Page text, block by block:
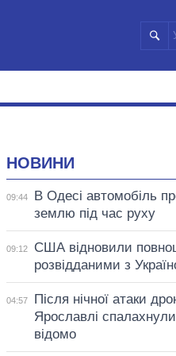
НОВИНИ
09:44
В Одесі автомобіль
землю під час руху
09:12
США відновили
розвідданими з
04:57
Після нічної атаки
Ярославлі
відомо